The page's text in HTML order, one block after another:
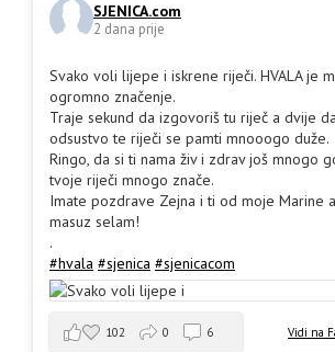
SJENICA.com
2 dana prije
Svako voli lijepe i iskrene riječi. HVALA je
ogromno značenje.
Traje sekund da izgovoriš tu riječ a dvije
odsustvo te riječi se pamti mnooogo duže.
Ringo, da si ti nama živ i zdrav još mnogo
tvoje riječi mnogo znače.
Imate pozdrave Zejna i ti od moje Marine
masuz selam!
.
#hvala #sjenica #sjenicacom
Vidi na
102 0 6